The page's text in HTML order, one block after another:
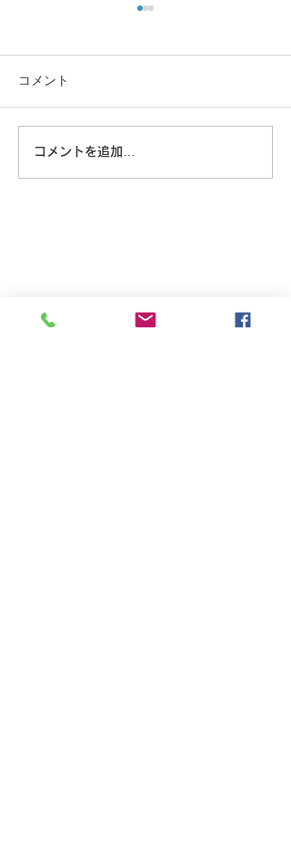
疲労回復、夏バテ予防に
コメント
コメントを追加…